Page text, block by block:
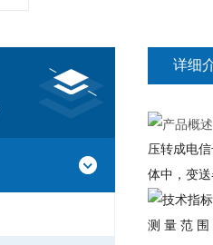
详细
压转成电
体中，变
测 量 范 围